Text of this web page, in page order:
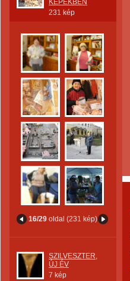
KÉPEKBEN
231 kép
16/29 oldal (231 kép)
SZILVESZTER,
ÚJ ÉV
7 kép